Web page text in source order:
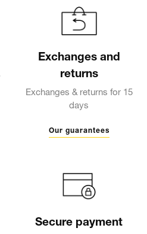
returns
Exchanges & returns for 15
days
Payment on our website is